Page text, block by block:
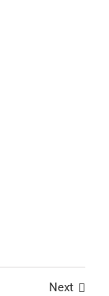
Next